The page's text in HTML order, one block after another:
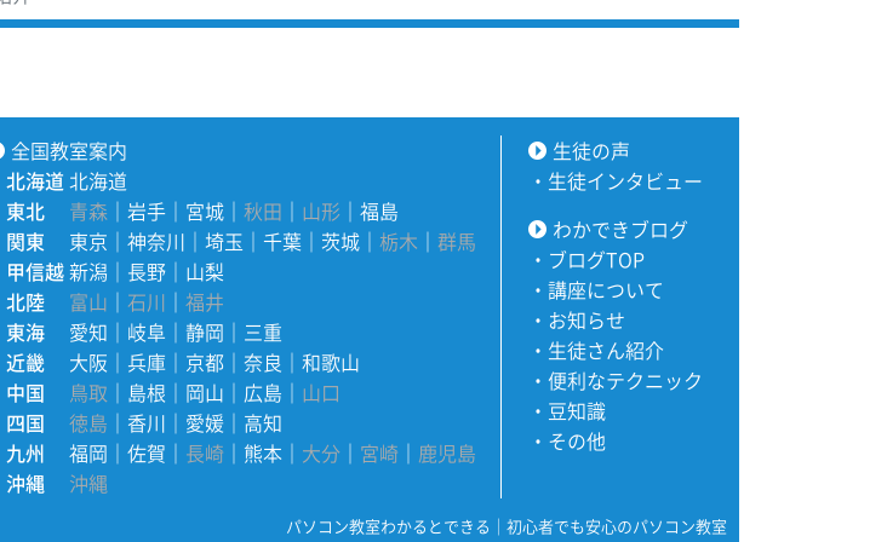
全国教室案内
北海道 北海道
東北 青森 ｜岩手 ｜ 宮城 ｜秋田 ｜ 山形 ｜福島
関東 東京 ｜神奈川 ｜埼玉 ｜千葉 ｜茨城 ｜栃木 ｜群馬
甲信越新潟 ｜ 長野 ｜ 山梨
北陸 富山 ｜石川 ｜福井
東海 愛知 ｜ 岐阜 ｜静岡 ｜ 三重
近畿 大阪 ｜ 兵庫 ｜ 京都 ｜奈良 ｜和歌山
中国 鳥取 ｜ 島根 ｜ 岡山 ｜ 広島 ｜ 山口
四国 徳島 ｜ 香川 ｜ 愛媛 ｜ 高知
九州 福岡 ｜佐賀 ｜ 長崎 ｜ 熊本 ｜ 大分 ｜ 宮崎 ｜ 鹿児島
沖縄 沖縄
生徒の声
・ 生徒インタビュー
わかできブログ
・ ブログTOP
・ 講座について
・ お知らせ
・ 生徒さん紹介
・ 便利なテクニック
・ 豆知識
・ その他
パソコン教室わかるとできる｜初心者でも安心のパソコン教室